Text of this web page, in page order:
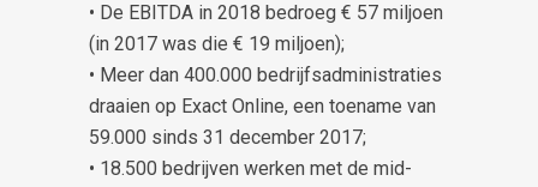
• De EBITDA in 2018 bedroeg € 57 miljoen
(in 2017 was die € 19 miljoen);
• Meer dan 400.000 bedrijfsadministraties
draaien op Exact Online, een toename van
59.000 sinds 31 december 2017;
• 18.500 bedrijven werken met de mid-